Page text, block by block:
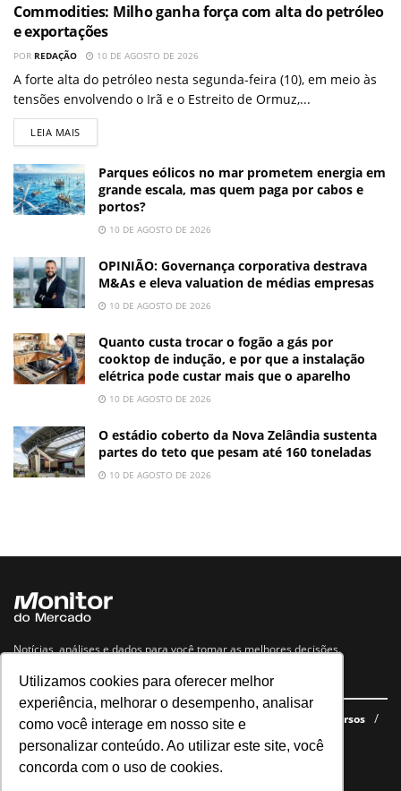
Utilizamos cookies para oferecer melhor
experiência, melhorar o desempenho, analisar
como você interage em nosso site e
personalizar conteúdo. Ao utilizar este site, você
concorda com o uso de cookies.
Commodities: Milho ganha força com alta do petróleo
e exportações
POR REDAÇÃO 10 DE AGOSTO DE 2026
A forte alta do petróleo nesta segunda-feira (10), em meio às
tensões envolvendo o Irã e o Estreito de Ormuz,...
LEIA MAIS
Parques eólicos no mar prometem energia em
grande escala, mas quem paga por cabos e
portos?
10 DE AGOSTO DE 2026
OPINIÃO: Governança corporativa destrava
M&As e eleva valuation de médias empresas
10 DE AGOSTO DE 2026
Quanto custa trocar o fogão a gás por
cooktop de indução, e por que a instalação
elétrica pode custar mais que o aparelho
10 DE AGOSTO DE 2026
O estádio coberto da Nova Zelândia sustenta
partes do teto que pesam até 160 toneladas
10 DE AGOSTO DE 2026
Notícias, análises e dados para você tomar as melhores decisões.
Navegue no site
Últimas notícias Quem somos E-books gratuitos
Cursos
Política de privacidade